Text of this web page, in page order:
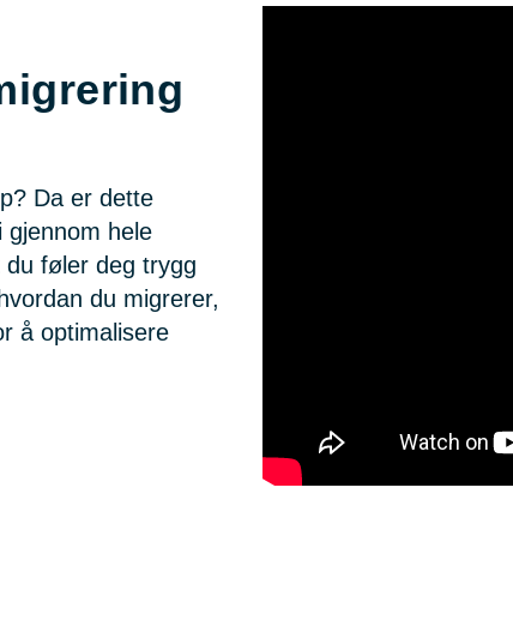
Da er dette
gjennom hele
føler deg trygg
du migrerer,
å optimalisere